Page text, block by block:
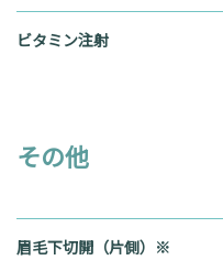
ビタミン注射
その他
眉毛下切開（片側）※